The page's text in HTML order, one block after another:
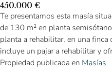
450.000 €
Te presentamos esta masía
de 130 m² en planta
planta a rehabilitar, en una finca
incluye un pajar a rehabilitar y
Propiedad publicada en Masías